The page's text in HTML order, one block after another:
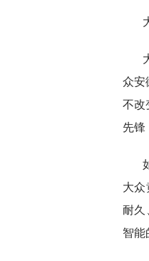
众安
不改
先锋
大
耐久
智能